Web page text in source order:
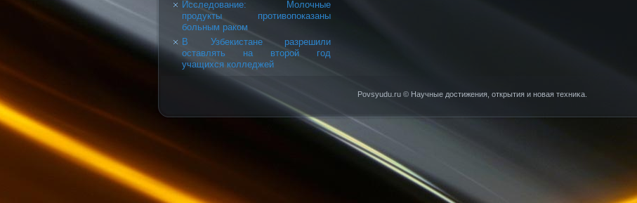
Исследование: Молочные
продукты противопоказаны
больным раком
В Узбекистане разрешили
оставлять на второй год
учащихся колледжей
Povsyudu.ru © Научные достижения, открытия и нοвая техниκа.